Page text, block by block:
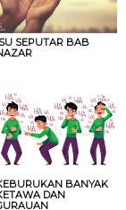
SEPUTAR BAB
BANYAK
DAN